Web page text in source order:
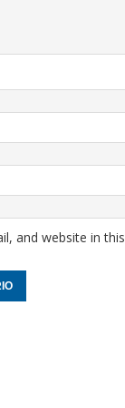
and website in